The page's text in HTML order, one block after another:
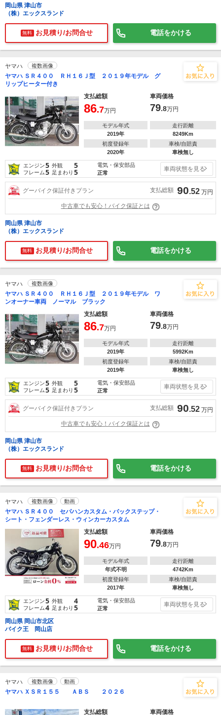
岡山県 津山市
（株）エックスランド
無料 お見積り/お問合せ 電話をかける
ヤマハ 複数画像
ヤマハ ＳＲ４００ ＲＨ１６Ｊ型 ２０１９年モデル グ
リップヒーター付き
支払総額
車両価格
86.7万円 79.8万円
モデル年式
2019年
走行距離
8249Km
初度登録年
2020年
車検/自賠責
車検無し
エンジン5 外観 5
フレーム5 足まわり 5
電気・保安部品
正常
車両状態を見る
グーバイク保証付きプラン 支払総額 90.52 万円
中古車でも安心！バイク保証とは
岡山県 津山市
（株）エックスランド
無料 お見積り/お問合せ 電話をかける
ヤマハ 複数画像
ヤマハ ＳＲ４００ ＲＨ１６Ｊ型 ２０１９年モデル ワ
ンオーナー車両 ノーマル ブラック
支払総額
車両価格
86.7万円 79.8万円
モデル年式
2019年
走行距離
5992Km
初度登録年
2019年
車検/自賠責
車検無し
エンジン5 外観 5
フレーム5 足まわり 5
電気・保安部品
正常
車両状態を見る
グーバイク保証付きプラン 支払総額 90.52 万円
中古車でも安心！バイク保証とは
岡山県 津山市
（株）エックスランド
無料 お見積り/お問合せ 電話をかける
ヤマハ 複数画像 動画
ヤマハ ＳＲ４００ セパハンカスタム・バックステップ・
シート・フェンダーレス・ウィンカーカスタム
支払総額
車両価格
90.46万円 79.8万円
モデル年式
年式不明
走行距離
4742Km
初度登録年
2017年
車検/自賠責
車検無し
エンジン5 外観 4
フレーム4 足まわり 5
電気・保安部品
正常
車両状態を見る
岡山県 岡山市北区
バイク王 岡山店
無料 お見積り/お問合せ 電話をかける
ヤマハ 複数画像 動画
ヤマハ ＸＳＲ１５５ ＡＢＳ ２０２６
支払総額 車両価格